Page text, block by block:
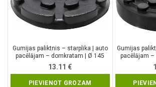
Gumijas paliktnis – starplika | auto
pacēlājam – domkratam | Ø 145
mm (6473)
13.11€
PIEVIENOT GROZAM
Gumijas
pacēlājam